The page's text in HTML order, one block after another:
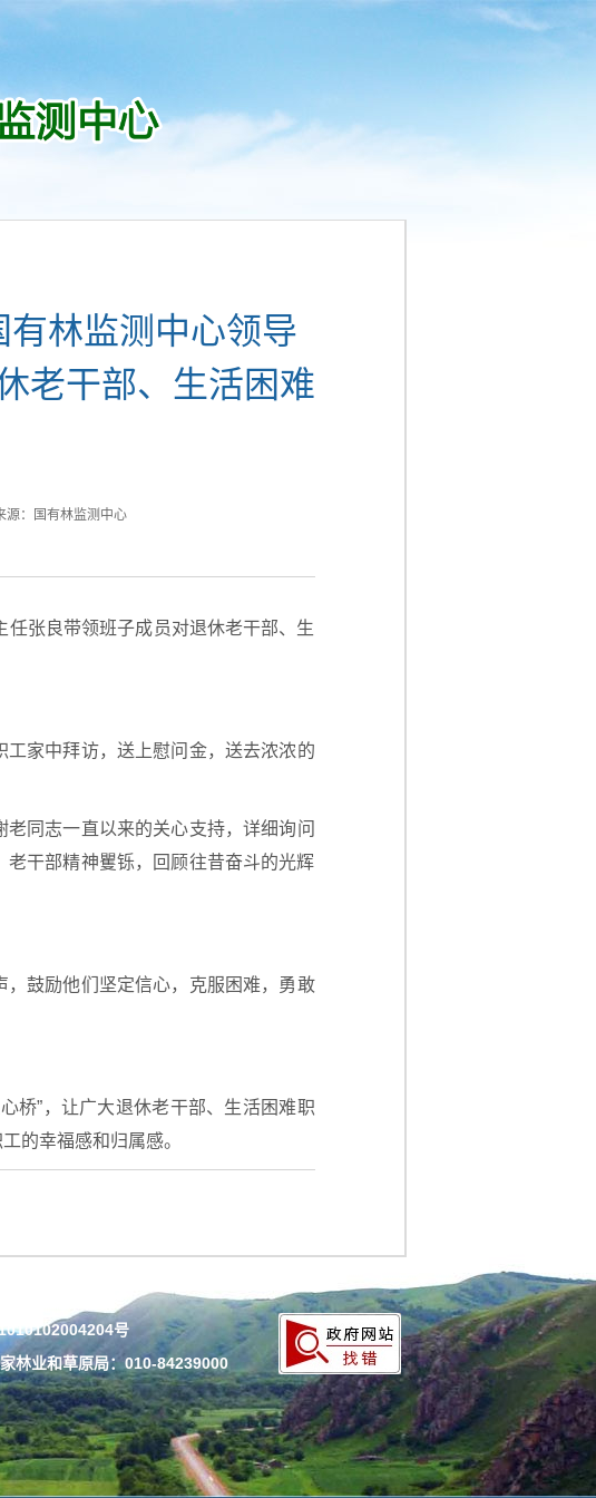
林监测中心领导
老干部、生活困难
源： 国有林监测中心
张良带领班子成员对退休老干部、生
家中拜访，送上慰问金，送去浓浓的
同志一直以来的关心支持，详细询问
干部精神矍铄，回顾往昔奋斗的光辉
鼓励他们坚定信心，克服困难，勇敢
桥”，让广大退休老干部、生活困难职
的幸福感和归属感。
号
林业和草原局：010-84239000